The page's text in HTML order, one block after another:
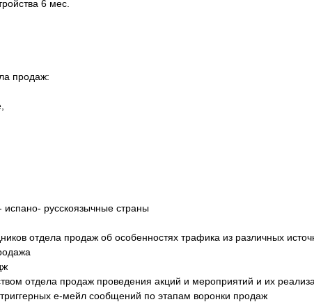
6 мес.
продаж:
испано- русскоязычные страны
отдела продаж об особенностях трафика из различных
отдела продаж проведения акций и мероприятий и их
е-мейл сообщений по этапам воронки продаж